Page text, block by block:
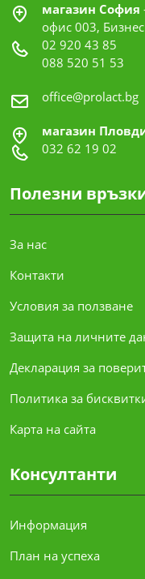
магазин София
офис 003,
02 920 43 85
088 520 51 53
office@prolact.bg
магазин
032 62 19 02
Полезни
За нас
Контакти
Условия за ползване
Защита на личните
Декларация за
Политика за
Карта на сайта
Консултанти
Информация
План на успеха